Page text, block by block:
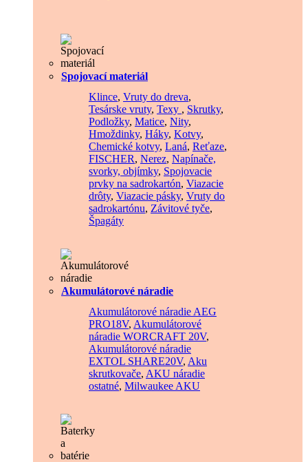
Spojovací materiál
Klince, Vruty do dreva,
Tesárske vruty, Texy , Skrutky,
Podložky, Matice, Nity,
Hmoždinky, Háky, Kotvy,
Chemické kotvy, Laná, Reťaze,
FISCHER, Nerez, Napínače,
svorky, objímky, Spojovacie
prvky na sadrokartón, Viazacie
drôty, Viazacie pásky, Vruty do
sadrokartónu, Závitové tyče,
Špagáty
Akumulátorové náradie
Akumulátorové náradie AEG
PRO18V, Akumulátorové
náradie WORCRAFT 20V,
Akumulátorové náradie
EXTOL SHARE20V, Aku
skrutkovače, AKU náradie
ostatné, Milwaukee AKU